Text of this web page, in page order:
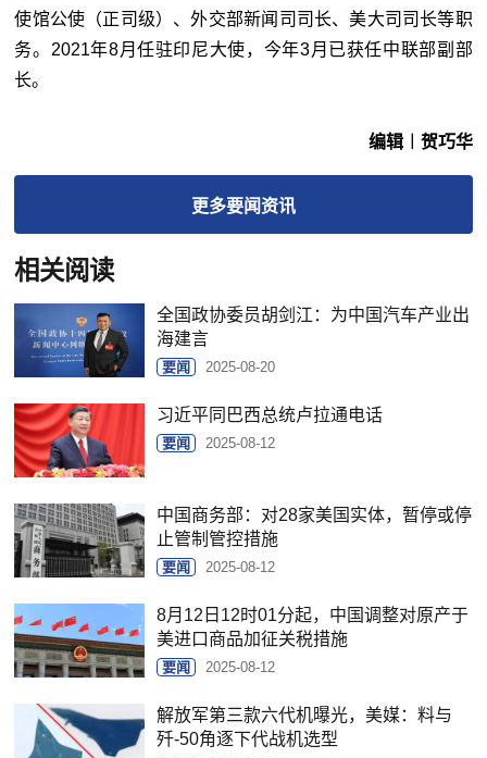
使馆公使（正司级）、外交部新闻司司长、美大司司长等职
务。2021年8月任驻印尼大使，今年3月已获任中联部副部
长。
编辑︱贺巧华
更多要闻资讯
相关阅读
全国政协委员胡剑江：为中国汽车产业出
海建言
要闻 2025-08-20
习近平同巴西总统卢拉通电话
要闻 2025-08-12
中国商务部：对28家美国实体，暂停或停
止管制管控措施
要闻 2025-08-12
8月12日12时01分起，中国调整对原产于
美进口商品加征关税措施
要闻 2025-08-12
解放军第三款六代机曝光，美媒：料与
歼-50角逐下代战机选型